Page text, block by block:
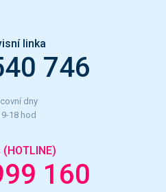
linka
746
dny
18 hod
160